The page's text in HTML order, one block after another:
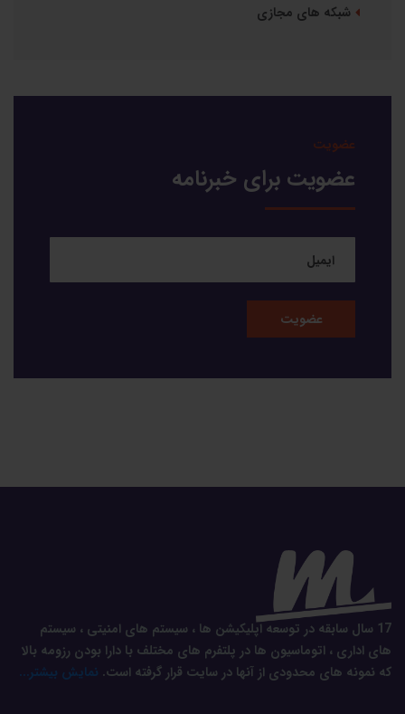
شبکه های مجازی
عضویت
عضویت برای خبرنامه
17 سال سابقه در توسعه اپلیکیشن ها ، سیستم های امنیتی ، سیستم
های اداری ، اتوماسیون ها در پلتفرم های مختلف با دارا بودن رزومه بالا
که نمونه های محدودی از آنها در سایت قرار گرفته است. نمایش بیشتر...